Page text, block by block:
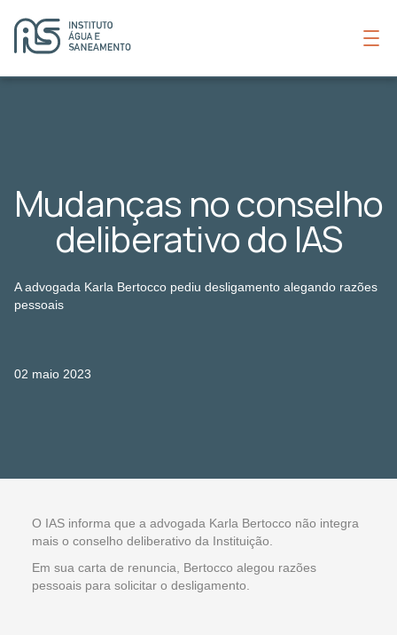
Mudanças no conselho
deliberativo do IAS
A advogada Karla Bertocco pediu desligamento alegando razões
pessoais
02 maio 2023
O IAS informa que a advogada Karla Bertocco não integra
mais o conselho deliberativo da Instituição.
Em sua carta de renuncia, Bertocco alegou razões
pessoais para solicitar o desligamento.